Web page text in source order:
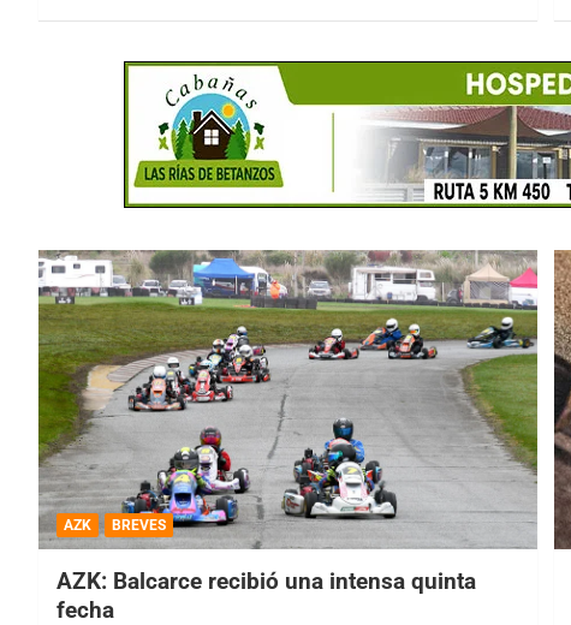
AZK BREVES
AZK: Balcarce recibió una intensa quinta
fecha